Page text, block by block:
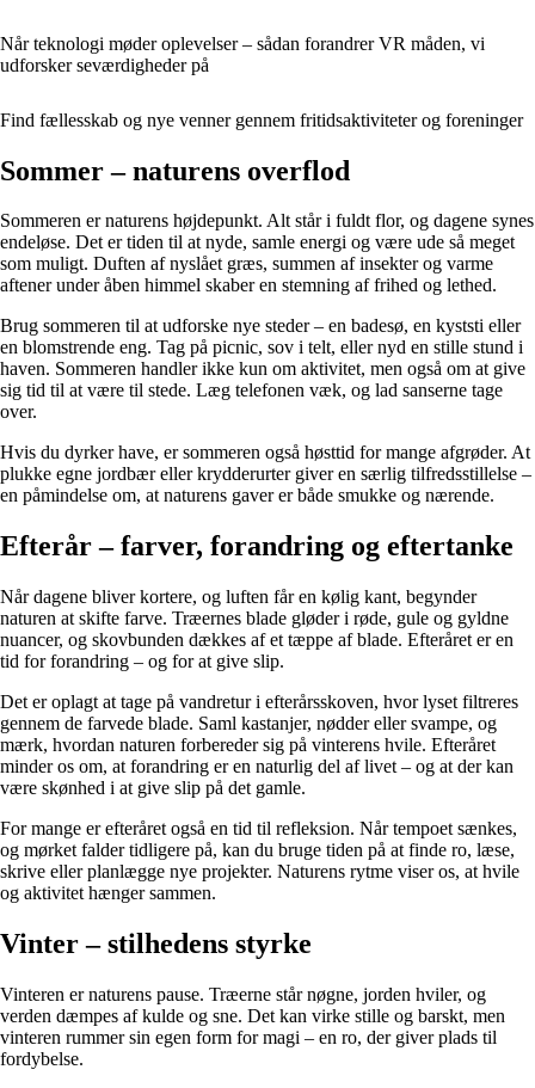
Når teknologi møder oplevelser – sådan forandrer VR måden, vi
udforsker seværdigheder på
Find fællesskab og nye venner gennem fritidsaktiviteter og foreninger
Sommer – naturens overflod
Sommeren er naturens højdepunkt. Alt står i fuldt flor, og dagene synes
endeløse. Det er tiden til at nyde, samle energi og være ude så meget
som muligt. Duften af nyslået græs, summen af insekter og varme
aftener under åben himmel skaber en stemning af frihed og lethed.
Brug sommeren til at udforske nye steder – en badesø, en kyststi eller
en blomstrende eng. Tag på picnic, sov i telt, eller nyd en stille stund i
haven. Sommeren handler ikke kun om aktivitet, men også om at give
sig tid til at være til stede. Læg telefonen væk, og lad sanserne tage
over.
Hvis du dyrker have, er sommeren også høsttid for mange afgrøder. At
plukke egne jordbær eller krydderurter giver en særlig tilfredsstillelse –
en påmindelse om, at naturens gaver er både smukke og nærende.
Efterår – farver, forandring og eftertanke
Når dagene bliver kortere, og luften får en kølig kant, begynder
naturen at skifte farve. Træernes blade gløder i røde, gule og gyldne
nuancer, og skovbunden dækkes af et tæppe af blade. Efteråret er en
tid for forandring – og for at give slip.
Det er oplagt at tage på vandretur i efterårsskoven, hvor lyset filtreres
gennem de farvede blade. Saml kastanjer, nødder eller svampe, og
mærk, hvordan naturen forbereder sig på vinterens hvile. Efteråret
minder os om, at forandring er en naturlig del af livet – og at der kan
være skønhed i at give slip på det gamle.
For mange er efteråret også en tid til refleksion. Når tempoet sænkes,
og mørket falder tidligere på, kan du bruge tiden på at finde ro, læse,
skrive eller planlægge nye projekter. Naturens rytme viser os, at hvile
og aktivitet hænger sammen.
Vinter – stilhedens styrke
Vinteren er naturens pause. Træerne står nøgne, jorden hviler, og
verden dæmpes af kulde og sne. Det kan virke stille og barskt, men
vinteren rummer sin egen form for magi – en ro, der giver plads til
fordybelse.